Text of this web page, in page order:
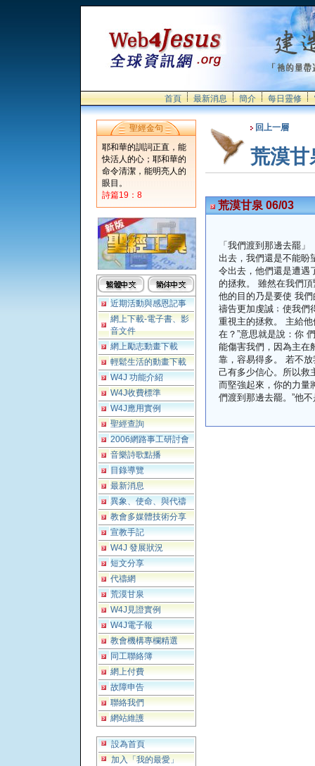
首頁 最新消息 簡介 每日靈修
聖經金句
耶和華的訓詞正直，能
快活人的心；耶和華的
命令清潔，能明亮人的
眼目。
詩篇19：8
近期活動與感恩記事
網上下載-電子書、影
音文件
網上勵志動畫下載
輕鬆生活的動畫下載
W4J 功能介紹
W4J收費標準
W4J應用實例
聖經查詢
2006網路事工研討會
音樂詩歌點播
目錄導覽
最新消息
異象、使命、與代禱
教會多媒體技術分享
宣教手記
W4J 發展狀況
短文分享
代禱網
荒漠甘泉
W4J見證實例
W4J電子報
教會機構專欄精選
同工聯絡簿
網上付費
故障申告
聯絡我們
網站維護
設為首頁
加入「我的最愛」
回上一層
荒漠甘
荒漠甘泉 06/03
「我們渡到那邊去罷
出去，我們還是不能盼
令出去，他們還是遭遇
的拯救。 雖然在我們
他的目的乃是要使 我
禱告更加虔誠﹔使我們
重視主的拯救。 主給
在？”意思就是說：你
能傷害我們，因為主在
靠，容易得多。 若不
己有多少信心。所以救
而堅強起來，你的力量
們渡到那邊去罷。”他